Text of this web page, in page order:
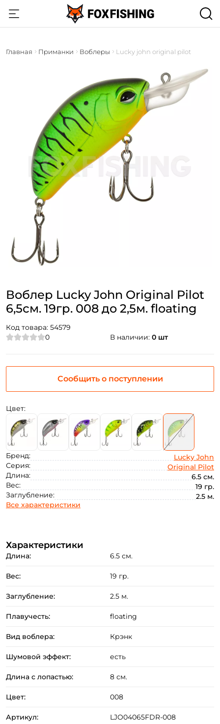
Главная Приманки Воблеры Lucky john original pilot
Воблер Lucky John Original Pilot
6,5см. 19гр. 008 до 2,5м. floating
Код товара: 54579
0
В наличии: 0 шт
Цвет:
Бренд:
Lucky John
Серия:
Original Pilot
Длина:
6.5 см.
Вес:
19 гр.
Заглубление:
2.5 м.
Все характеристики
Сообщить о поступлении
Характеристики
Длина: 6.5 см.
Вес: 19 гр.
Заглубление: 2.5 м.
Плавучесть: floating
Вид воблера: Крэнк
Шумовой эффект: есть
Длина с лопастью: 8 см.
Цвет: 008
Артикул: LJO04065FDR-008